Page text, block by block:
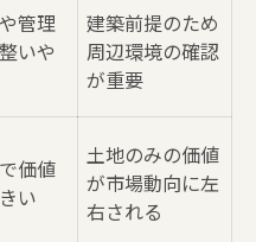
重視すべきポイント
違いを見抜く方法
の選び方を解説
を安心して進める秘訣
の売買手順一覧
管理
いや
建築前提のため
周辺環境の確認
が重要
価値
い
土地のみの価値
が市場動向に左
右される